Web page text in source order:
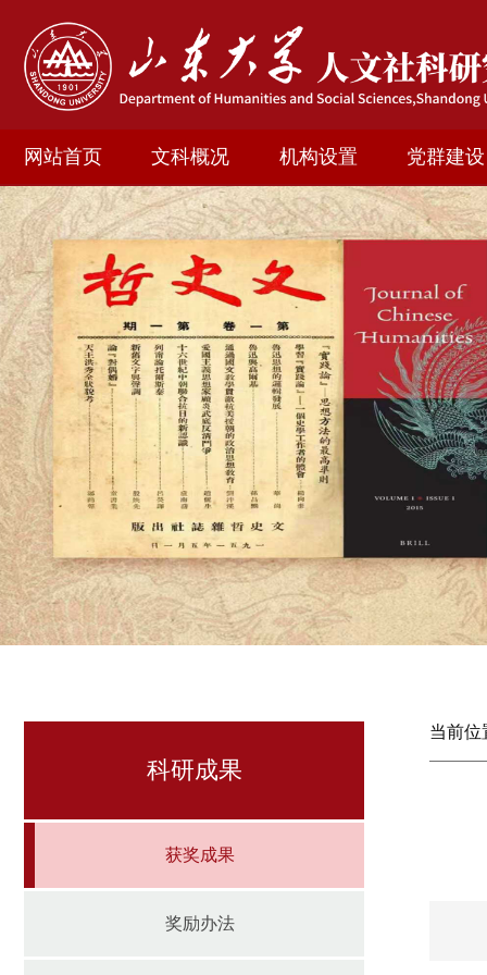
网站首页 文科概况 机构设置 党群建设
科研成果
获奖成果
奖励办法
当前位